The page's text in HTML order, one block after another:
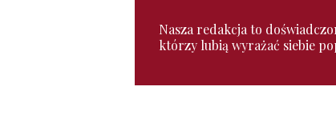
Nasza redakcja to
którzy lubią wyrażać siebie